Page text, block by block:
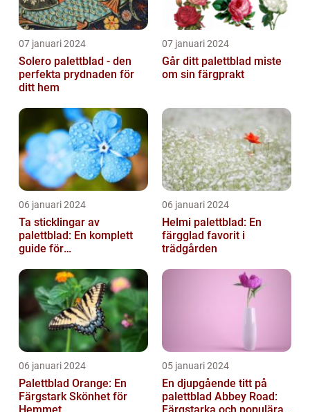
07 januari 2024
Solero palettblad - den
perfekta prydnaden för
ditt hem
07 januari 2024
Går ditt palettblad miste
om sin färgprakt
06 januari 2024
Ta sticklingar av
palettblad: En komplett
guide för
06 januari 2024
Helmi palettblad: En
färgglad favorit i
trädgården
06 januari 2024
Palettblad Orange: En
Färgstark Skönhet för
05 januari 2024
En djupgående titt på
palettblad Abbey Road: